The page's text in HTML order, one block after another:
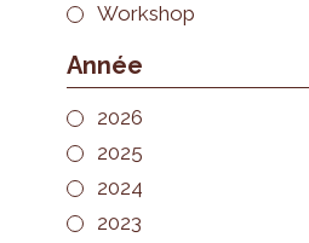
Workshop
Année
2026
2025
2024
2023